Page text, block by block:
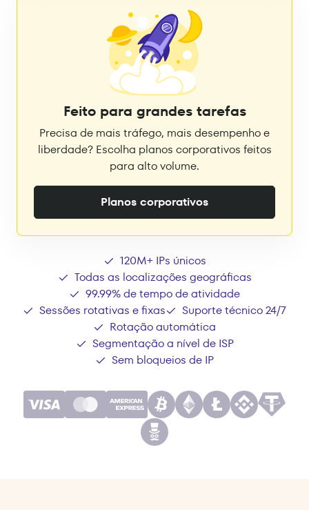
Feito para grandes tarefas
Precisa de mais tráfego, mais desempenho e
liberdade? Escolha planos corporativos feitos
para alto volume.
Planos corporativos
120M+ IPs únicos
Todas as localizações geográficas
99.99% de tempo de atividade
Sessões rotativas e fixas
Suporte técnico 24/7
Rotação automática
Segmentação a nível de ISP
Sem bloqueios de IP